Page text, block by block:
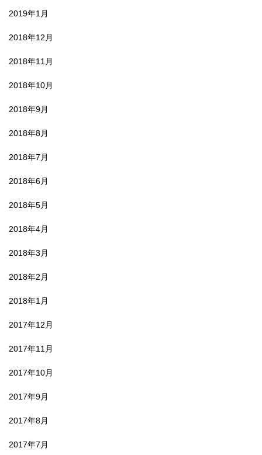
2019年1月
2018年12月
2018年11月
2018年10月
2018年9月
2018年8月
2018年7月
2018年6月
2018年5月
2018年4月
2018年3月
2018年2月
2018年1月
2017年12月
2017年11月
2017年10月
2017年9月
2017年8月
2017年7月